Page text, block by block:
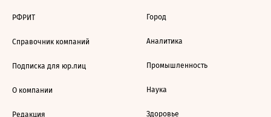
РФРИТ
Справочник компаний
Подписка для юр.лиц
О компании
Редакция
Город
Аналитика
Промышленность
Наука
Здоровье